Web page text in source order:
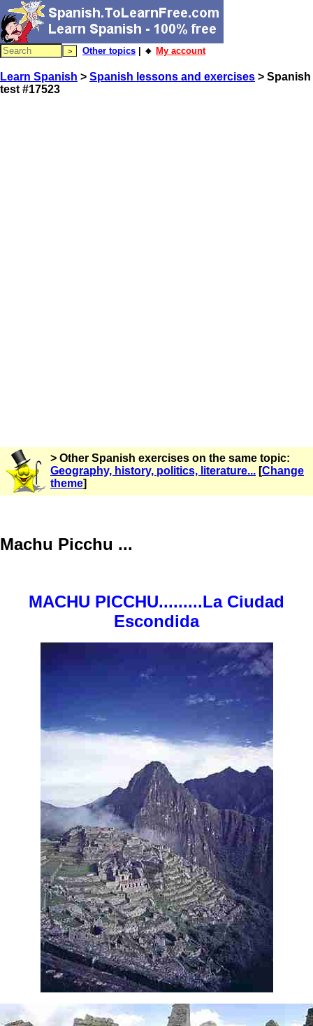
Other topics | 🔸 My account
Learn Spanish > Spanish lessons and exercises > Spanish
test #17523
> Other Spanish exercises on the same topic:
Geography, history, politics, literature... [Change
theme]
Machu Picchu ...
MACHU PICCHU.........La Ciudad
Escondida